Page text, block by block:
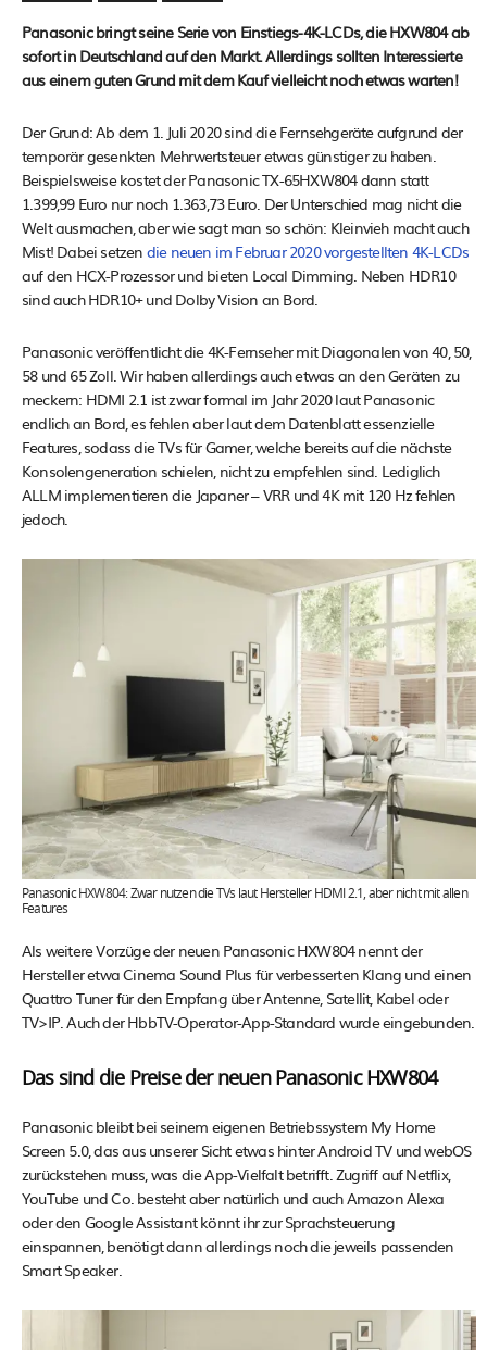
Panasonic bringt seine Serie von Einstiegs-4K-LCDs, die HXW804 ab
sofort in Deutschland auf den Markt. Allerdings sollten Interessierte
aus einem guten Grund mit dem Kauf vielleicht noch etwas warten!
Der Grund: Ab dem 1. Juli 2020 sind die Fernsehgeräte aufgrund der
temporär gesenkten Mehrwertsteuer etwas günstiger zu haben.
Beispielsweise kostet der Panasonic TX-65HXW804 dann statt
1.399,99 Euro nur noch 1.363,73 Euro. Der Unterschied mag nicht die
Welt ausmachen, aber wie sagt man so schön: Kleinvieh macht auch
Mist! Dabei setzen die neuen im Februar 2020 vorgestellten 4K-LCDs
auf den HCX-Prozessor und bieten Local Dimming. Neben HDR10
sind auch HDR10+ und Dolby Vision an Bord.
Panasonic veröffentlicht die 4K-Fernseher mit Diagonalen von 40, 50,
58 und 65 Zoll. Wir haben allerdings auch etwas an den Geräten zu
meckern: HDMI 2.1 ist zwar formal im Jahr 2020 laut Panasonic
endlich an Bord, es fehlen aber laut dem Datenblatt essenzielle
Features, sodass die TVs für Gamer, welche bereits auf die nächste
Konsolengeneration schielen, nicht zu empfehlen sind. Lediglich
ALLM implementieren die Japaner – VRR und 4K mit 120 Hz fehlen
jedoch.
Panasonic HXW804: Zwar nutzen die TVs laut Hersteller HDMI 2.1, aber nicht mit allen
Features
Als weitere Vorzüge der neuen Panasonic HXW804 nennt der
Hersteller etwa Cinema Sound Plus für verbesserten Klang und einen
Quattro Tuner für den Empfang über Antenne, Satellit, Kabel oder
TV>IP. Auch der HbbTV-Operator-App-Standard wurde eingebunden.
Das sind die Preise der neuen Panasonic HXW804
Panasonic bleibt bei seinem eigenen Betriebssystem My Home
Screen 5.0, das aus unserer Sicht etwas hinter Android TV und webOS
zurückstehen muss, was die App-Vielfalt betrifft. Zugriff auf Netflix,
YouTube und Co. besteht aber natürlich und auch Amazon Alexa
oder den Google Assistant könnt ihr zur Sprachsteuerung
einspannen, benötigt dann allerdings noch die jeweils passenden
Smart Speaker.